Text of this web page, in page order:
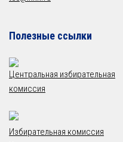
Полезные ссылки
Центральная избирательная
комиссия
Избирательная комиссия